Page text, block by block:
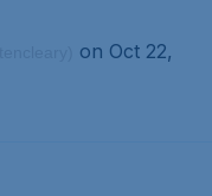
on Oct 22,